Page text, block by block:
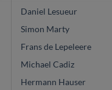
Daniel Lesueur
Simon Marty
Frans de Lepeleere
Michael Cadiz
Hermann Hauser